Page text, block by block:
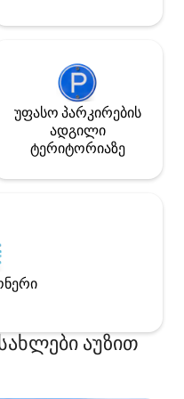
ერთად
უფასო პარკირების
ადგილი
ტერიტორიაზე
აუზით